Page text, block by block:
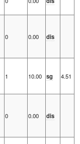
0 0.00 dis
1 10.00 sg 4.51
0 0.00 dis